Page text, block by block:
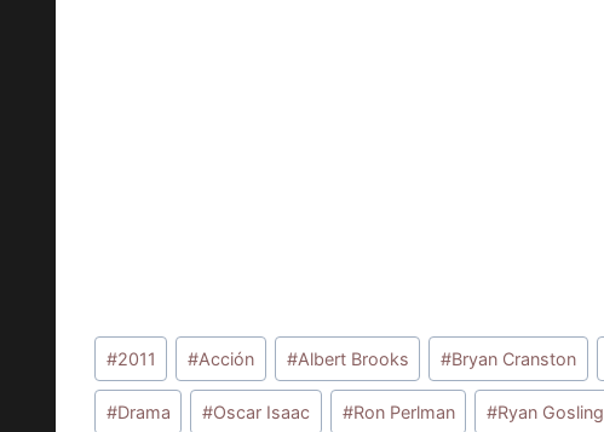
Etiquetas
de
la
#2011 #Acción #Albert Brooks #Bryan Cranston
#Drama #Oscar Isaac #Ron Perlman #Ryan Gosling